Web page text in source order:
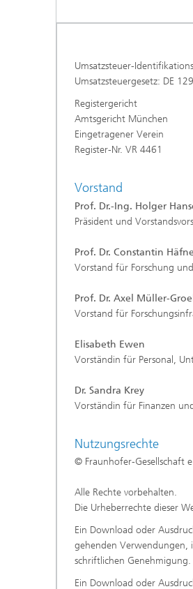
Umsatzsteuer-
Umsatzsteuergesetz: DE
Registergericht
Amtsgericht München
Eingetragener Verein
Register-Nr. VR 4461
Vorstand
Prof. Dr.-Ing. Holger
Präsident und
Prof. Dr. Constantin
Vorstand für Forschung
Prof. Dr. Axel Müller-
Vorstand für
Elisabeth Ewen
Vorständin für Personal,
Dr. Sandra Krey
Vorständin für Finanzen
Nutzungsrechte
© Fraunhofer-Gesellschaft
Alle Rechte vorbehalten.
Die Urheberrechte dieser
Ein Download oder
gehenden Verwendungen,
schriftlichen Genehmigung.
Ein Download oder